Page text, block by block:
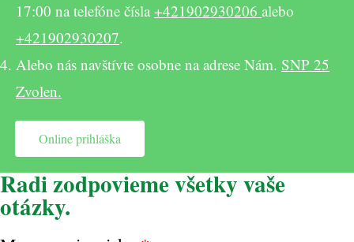
17:00 na telefóne čísla +421902930206 alebo
+421902930207.
Alebo nás navštívte osobne na adrese Nám. SNP 25
Zvolen.
Online prihláška
Radi zodpovieme všetky vaše
otázky.